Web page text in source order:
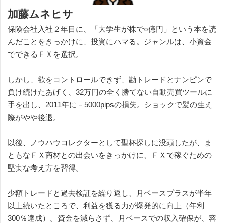
加藤ムネヒサ
保険会社入社２年目に、「大学生が株で○億円」という本を読
んだことをきっかけに、投資にハマる。ジャンルは、小資金
でできるＦＸを選択。
しかし、欲をコントロールできず、勘トレードとナンピンで
負け続けたあげく、32万円の全く勝てない自動売買ツールに
手を出し、2011年に－5000pipsの損失。ショックで髪の生え
際がやや後退。
以後、ノウハウコレクターとして聖杯探しに没頭したが、ま
ともなＦＸ商材との出会いをきっかけに、ＦＸで稼ぐための
堅実な考え方を習得。
少額トレードと過去検証を繰り返し、月ベースプラスが半年
以上続いたところで、利益を獲る力が爆発的に向上（年利
300％達成）。資金を減らさず、月ベースでの収入確保が、容